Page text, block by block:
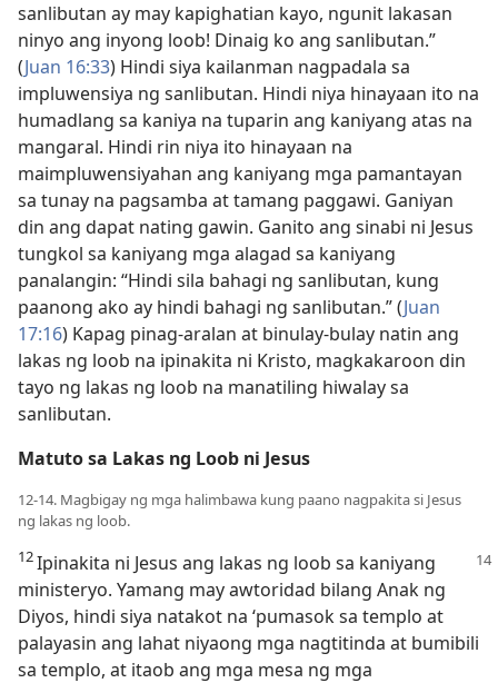
sanlibutan ay may kapighatian kayo, ngunit lakasan
ninyo ang inyong loob! Dinaig ko ang sanlibutan.”
(Juan 16:33) Hindi siya kailanman nagpadala sa
impluwensiya ng sanlibutan. Hindi niya hinayaan ito na
humadlang sa kaniya na tuparin ang kaniyang atas na
mangaral. Hindi rin niya ito hinayaan na
maimpluwensiyahan ang kaniyang mga pamantayan
sa tunay na pagsamba at tamang paggawi. Ganiyan
din ang dapat nating gawin. Ganito ang sinabi ni Jesus
tungkol sa kaniyang mga alagad sa kaniyang
panalangin: “Hindi sila bahagi ng sanlibutan, kung
paanong ako ay hindi bahagi ng sanlibutan.” (Juan
17:16) Kapag pinag-aralan at binulay-bulay natin ang
lakas ng loob na ipinakita ni Kristo, magkakaroon din
tayo ng lakas ng loob na manatiling hiwalay sa
sanlibutan.
Matuto sa Lakas ng Loob ni Jesus
12-14. Magbigay ng mga halimbawa kung paano nagpakita si Jesus
ng lakas ng loob.
12Ipinakita ni Jesus ang lakas ng loob sa kaniyang
ministeryo. Yamang may awtoridad bilang Anak ng
Diyos, hindi siya natakot na ‘pumasok sa templo at
palayasin ang lahat niyaong mga nagtitinda at bumibili
sa templo, at itaob ang mga mesa ng mga